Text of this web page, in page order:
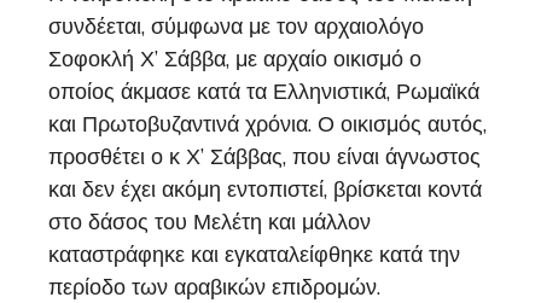
συνδέεται, σύμφωνα με τον αρχαιολόγο
Σοφοκλή Χ’ Σάββα, με αρχαίο οικισμό ο
οποίος άκμασε κατά τα Ελληνιστικά, Ρωμαϊκά
και Πρωτοβυζαντινά χρόνια. Ο οικισμός αυτός,
προσθέτει ο κ Χ’ Σάββας, που είναι άγνωστος
και δεν έχει ακόμη εντοπιστεί, βρίσκεται κοντά
στο δάσος του Μελέτη και μάλλον
καταστράφηκε και εγκαταλείφθηκε κατά την
περίοδο των αραβικών επιδρομών.